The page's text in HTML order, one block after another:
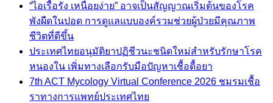
“ไอเรื้อรัง เหนื่อยง่าย” อาจเป็นสัญญาณเริ่มต้นของโรค
พังผืดในปอด การดูแลแบบองค์รวมช่วยผู้ป่วยมีคุณภาพ
ชีวิตที่ดีขึ้น
ประเทศไทยอนุมัติยาปฏิชีวนะชนิดใหม่สำหรับรักษาโรค
หนองใน เพิ่มทางเลือกรับมือปัญหาเชื้อดื้อยา
7th ACT Mycology Virtual Conference 2026 ชมรมเชื้อ
ราทางการแพทย์ประเทศไทย